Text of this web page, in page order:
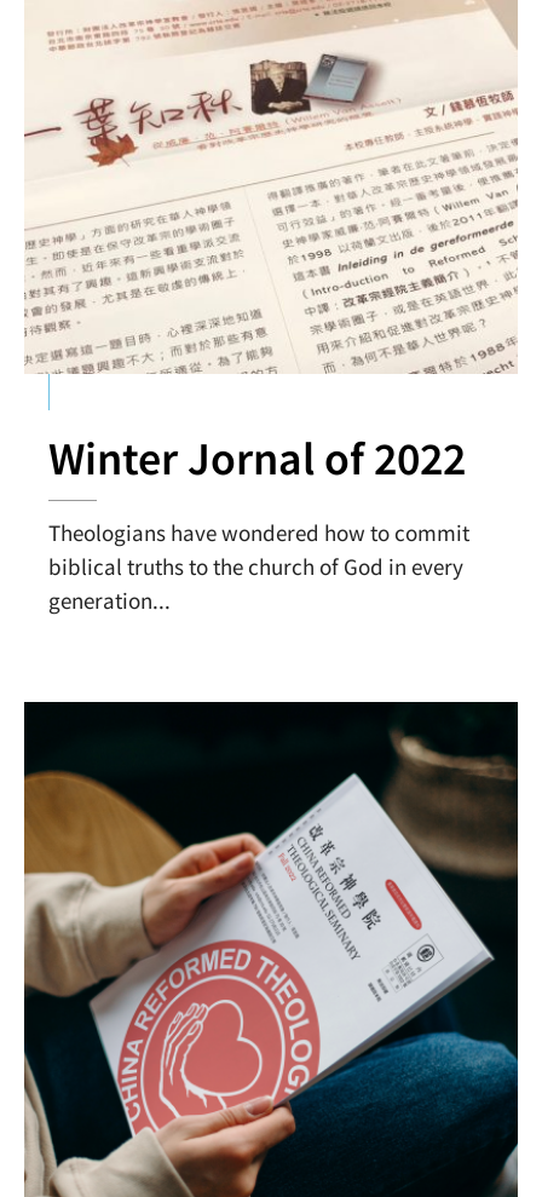
Winter Jornal of 2022
Theologians have wondered how to commit
biblical truths to the church of God in every
generation...